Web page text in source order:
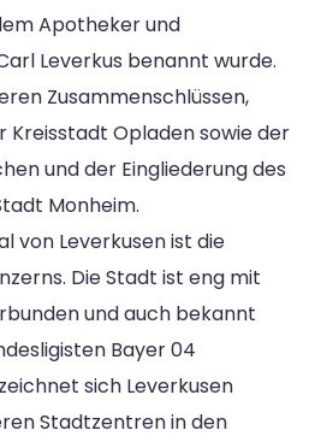
Apotheker und
Leverkus benannt wurde.
Zusammenschlüssen,
Opladen sowie der
und der Eingliederung des
Monheim.
von Leverkusen ist die
Die Stadt ist eng mit
und auch bekannt
Bayer 04
sich Leverkusen
Stadtzentren in den